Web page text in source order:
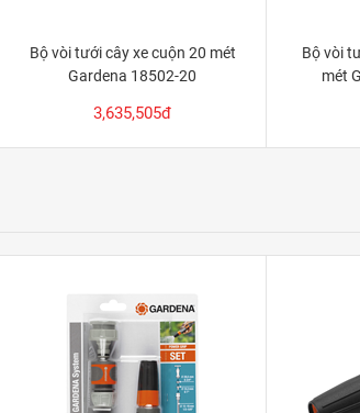
Bộ vòi tưới cây xe cuộn 20 mét
Gardena 18502-20
3,635,505đ
Bộ vòi
mét